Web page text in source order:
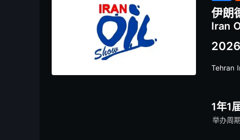
伊朗
Iran
Tehran
1年1
举办周期